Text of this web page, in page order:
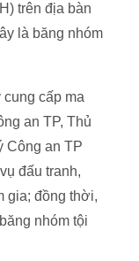
trên địa bàn
là băng nhóm
cấp ma
an TP, Thủ
Công an TP
đấu tranh,
gia; đồng thời,
nhóm tội